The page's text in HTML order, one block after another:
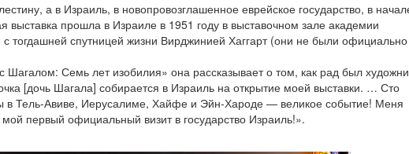
а в Израиль, в новопровозглашенное еврейское государство, в
выставка прошла в Израиле в 1951 году в выставочном зале академии
тогдашней спутницей жизни Вирджинией Хаггарт (они не были официально
Шагалом: Семь лет изобилия» она рассказывает о том, как рад был
[дочь Шагала] собирается в Израиль на открытие моей выставки. … Сто
в Тель-Авиве, Иерусалиме, Хайфе и Эйн-Хароде — великое событие! Меня
первый официальный визит в государство Израиль!».